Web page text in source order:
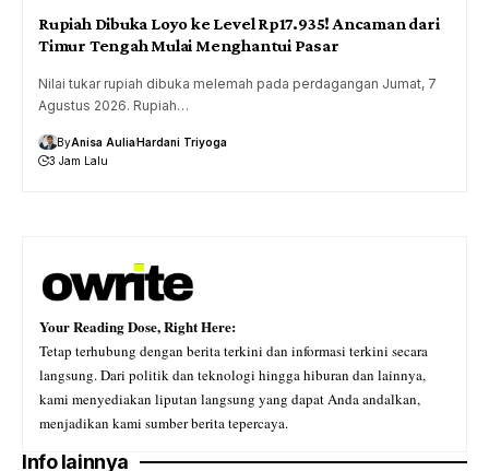
Rupiah Dibuka Loyo ke Level Rp17.935! Ancaman dari
Timur Tengah Mulai Menghantui Pasar
Nilai tukar rupiah dibuka melemah pada perdagangan Jumat, 7
Agustus 2026. Rupiah…
ByAnisa AuliaHardani Triyoga
3 Jam Lalu
Your Reading Dose, Right Here:
Tetap terhubung dengan berita terkini dan informasi terkini secara
langsung. Dari politik dan teknologi hingga hiburan dan lainnya,
kami menyediakan liputan langsung yang dapat Anda andalkan,
menjadikan kami sumber berita tepercaya.
Info lainnya